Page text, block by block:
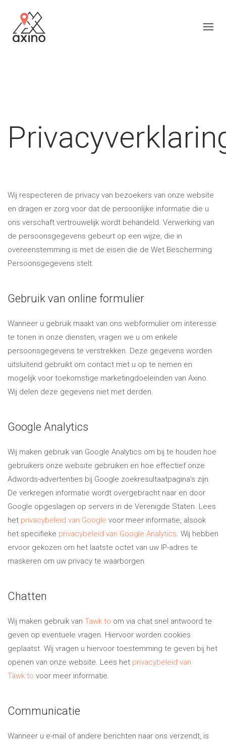
Wij respecteren de privacy van bezoekers van onze website
en dragen er zorg voor dat de persoonlijke informatie die u
ons verschaft vertrouwelijk wordt behandeld. Verwerking van
de persoonsgegevens gebeurt op een wijze, die in
overeenstemming is met de eisen die de Wet Bescherming
Persoonsgegevens stelt.
Gebruik van online formulier
Wanneer u gebruik maakt van ons webformulier om interesse
te tonen in onze diensten, vragen we u om enkele
persoonsgegevens te verstrekken. Deze gegevens worden
uitsluitend gebruikt om contact met u op te nemen en
mogelijk voor toekomstige marketingdoeleinden van Axino.
Wij delen deze gegevens niet met derden.
Google Analytics
Wij maken gebruik van Google Analytics om bij te houden hoe
gebruikers onze website gebruiken en hoe effectief onze
Adwords-advertenties bij Google zoekresultaatpagina’s zijn.
De verkregen informatie wordt overgebracht naar en door
Google opgeslagen op servers in de Verenigde Staten. Lees
het privacybeleid van Google voor meer informatie, alsook
het specifieke privacybeleid van Google Analytics. Wij hebben
ervoor gekozen om het laatste octet van uw IP-adres te
maskeren om uw privacy te waarborgen.
Chatten
Wij maken gebruik van Tawk.to om via chat snel antwoord te
geven op eventuele vragen. Hiervoor worden cookies
geplaatst. Wij vragen u hiervoor toestemming te geven bij het
openen van onze website. Lees het privacybeleid van
Tawk.to voor meer informatie.
Communicatie
Wanneer u e-mail of andere berichten naar ons verzendt, is